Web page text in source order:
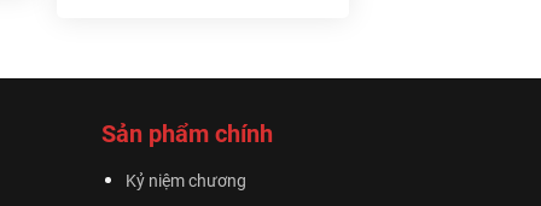
Sản phẩm chính
Kỷ niệm chương